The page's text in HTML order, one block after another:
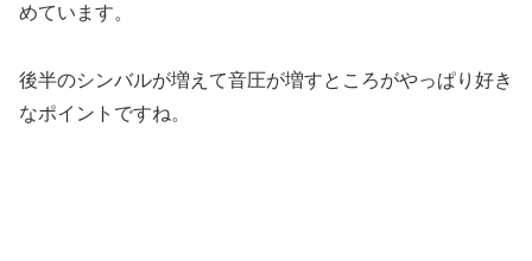
めています。
後半のシンバルが増えて音圧が増すところがやっぱり好き
なポイントですね。